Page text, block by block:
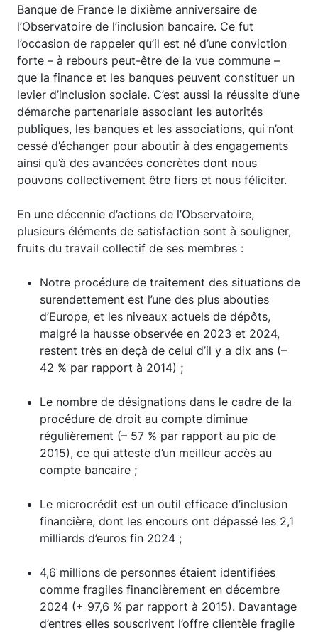
Banque de France le dixième anniversaire de
l’Observatoire de l’inclusion bancaire. Ce fut
l’occasion de rappeler qu’il est né d’une conviction
forte – à rebours peut-être de la vue commune –
que la finance et les banques peuvent constituer un
levier d’inclusion sociale. C’est aussi la réussite d’une
démarche partenariale associant les autorités
publiques, les banques et les associations, qui n’ont
cessé d’échanger pour aboutir à des engagements
ainsi qu’à des avancées concrètes dont nous
pouvons collectivement être fiers et nous féliciter.
En une décennie d’actions de l’Observatoire,
plusieurs éléments de satisfaction sont à souligner,
fruits du travail collectif de ses membres :
Notre procédure de traitement des situations de
surendettement est l’une des plus abouties
d’Europe, et les niveaux actuels de dépôts,
malgré la hausse observée en 2023 et 2024,
restent très en deçà de celui d’il y a dix ans (–
42 % par rapport à 2014) ;
Le nombre de désignations dans le cadre de la
procédure de droit au compte diminue
régulièrement (– 57 % par rapport au pic de
2015), ce qui atteste d’un meilleur accès au
compte bancaire ;
Le microcrédit est un outil efficace d’inclusion
financière, dont les encours ont dépassé les 2,1
milliards d’euros fin 2024 ;
4,6 millions de personnes étaient identifiées
comme fragiles financièrement en décembre
2024 (+ 97,6 % par rapport à 2015). Davantage
d’entres elles souscrivent l’offre clientèle fragile